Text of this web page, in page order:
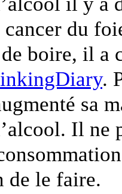
du
boire, il a
.
sa
Il ne
de le faire.